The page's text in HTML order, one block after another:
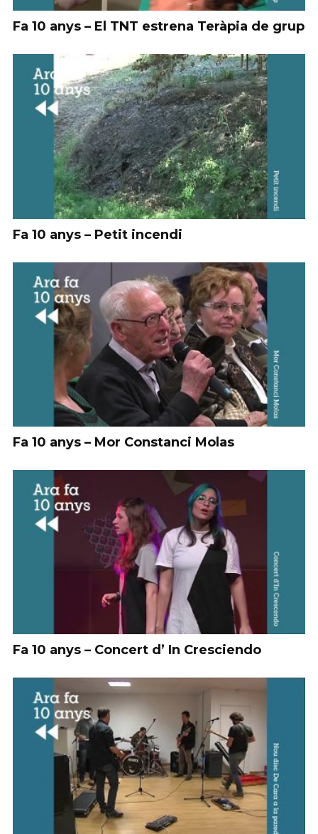
Fa 10 anys – El TNT estrena Teràpia de grup
Fa 10 anys – Petit incendi
Fa 10 anys – Mor Constanci Molas
Fa 10 anys – Concert d’ In Cresciendo